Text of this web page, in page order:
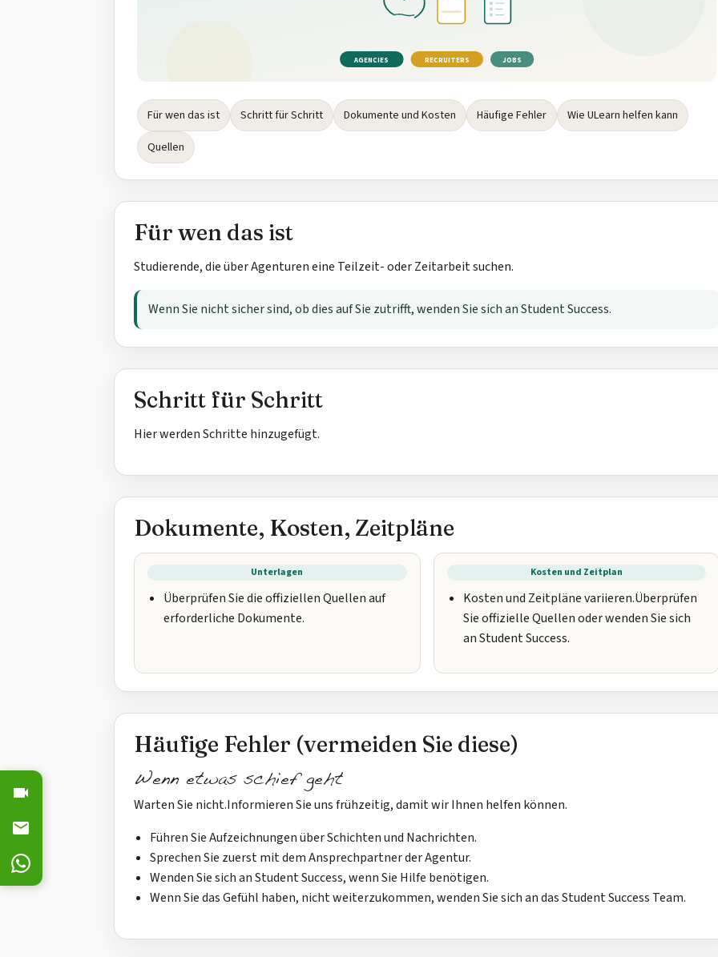
AGENCIES RECRUITERS JOBS
Für wen das ist Schritt für Schritt Dokumente und Kosten Häufige Fehler
Wie ULearn helfen kann
Quellen
Für wen das ist
Studierende, die über Agenturen eine Teilzeit- oder Zeitarbeit suchen.
Wenn Sie nicht sicher sind, ob dies auf Sie zutrifft, wenden Sie sich an Student Success.
Schritt für Schritt
Hier werden Schritte hinzugefügt.
Dokumente, Kosten, Zeitpläne
Unterlagen
Überprüfen Sie die offiziellen Quellen auf
erforderliche Dokumente.
Kosten und Zeitplan
Kosten und Zeitpläne variieren.Überprüfen
Sie offizielle Quellen oder wenden Sie sich
an Student Success.
Häufige Fehler (vermeiden Sie diese)
Wenn etwas schief geht
Warten Sie nicht.Informieren Sie uns frühzeitig, damit wir Ihnen helfen können.
Führen Sie Aufzeichnungen über Schichten und Nachrichten.
Sprechen Sie zuerst mit dem Ansprechpartner der Agentur.
Wenden Sie sich an Student Success, wenn Sie Hilfe benötigen.
Wenn Sie das Gefühl haben, nicht weiterzukommen, wenden Sie sich an das Student Success Team.